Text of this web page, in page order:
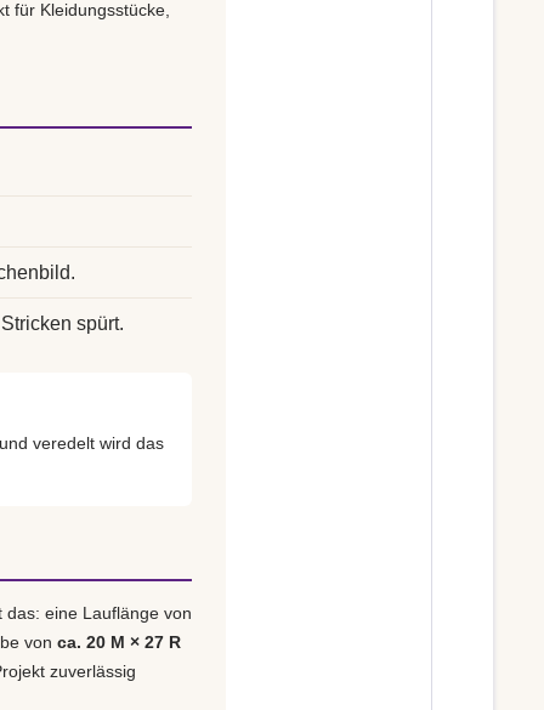
für Kleidungsstücke,
spürt.
veredelt wird das
das: eine Lauflänge von
von ca. 20 M × 27 R
zuverlässig